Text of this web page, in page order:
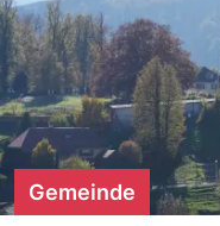
Gemeinde